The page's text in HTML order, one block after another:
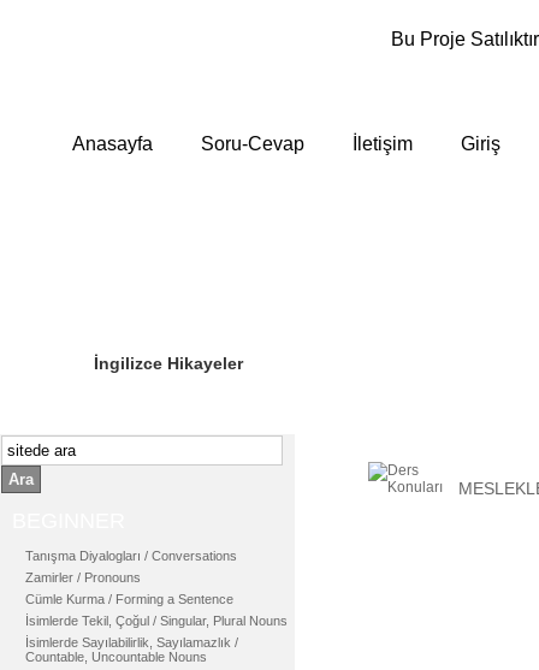
Bu Proje
Anasayfa Soru-Cevap İletişim Giriş
İngilizce Hikayeler
Ara
Tanışma Diyalogları / Conversations
Zamirler / Pronouns
Cümle Kurma / Forming a Sentence
İsimlerde Tekil, Çoğul / Singular, Plural Nouns
İsimlerde Sayılabilirlik, Sayılamazlık /
Countable, Uncountable Nouns